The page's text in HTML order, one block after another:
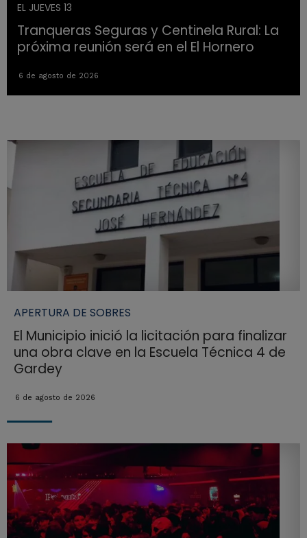
EL JUEVES 13
Tranqueras Seguras y Centinela Rural: La
próxima reunión será en el El Hornero
6 de agosto de 2026
APERTURA DE SOBRES
El Municipio inició la licitación para finalizar
una obra clave en la Escuela Técnica 4 de
Gardey
6 de agosto de 2026